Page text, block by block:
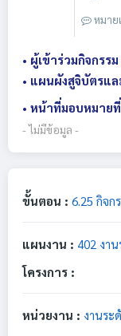
หมาย
• ผู้เข้าร่วมกิจกรรม
• แผนผังสูจิบัตรแล
• หน้าที่มอบหมายที่
- ไม่มีข้อมูล -
ขั้นตอน : 6.25 กิจก
แผนงาน : 402 งา
โครงการ :
หน่วยงาน : งานระ